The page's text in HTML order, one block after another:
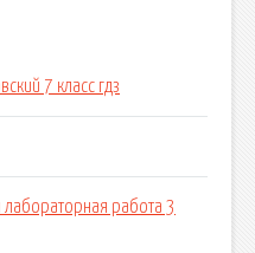
7 класс гдз
лабораторная работа 3